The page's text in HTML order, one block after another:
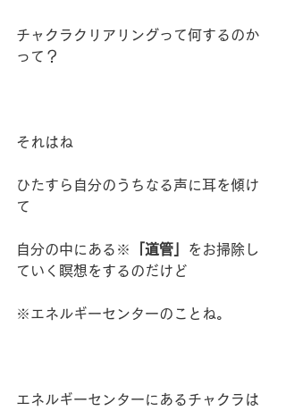
チャクラクリアリングって何するのか
って？
それはね
ひたすら自分のうちなる声に耳を傾け
て
自分の中にある※ 「道管」
をお掃除し
ていく瞑想をするのだけど
※エネルギーセンターのことね。
エネルギーセンターにあるチャクラは